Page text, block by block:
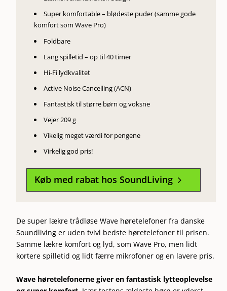
Super komfortable – blødeste puder (samme gode
komfort som Wave Pro)
Foldbare
Lang spilletid – op til 40 timer
Hi-Fi lydkvalitet
Active Noise Cancelling (ACN)
Fantastisk til større børn og voksne
Vejer 209 g
Vikelig meget værdi for pengene
Virkelig god pris!
Køb med rabat hos SoundLiving 5
De super lækre trådløse Wave høretelefoner fra danske
Soundliving er uden tvivl bedste høretelefoner til prisen.
Samme lækre komfort og lyd, som Wave Pro, men lidt
kortere spilletid og lidt færre mikrofoner og en lavere pris.
Wave høretelefonerne giver en fantastisk lytteoplevelse